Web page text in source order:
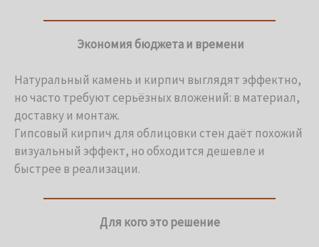
Экономия бюджета и времени
Натуральный камень и кирпич выглядят эффектно,
но часто требуют серьёзных вложений: в материал,
доставку и монтаж.
Гипсовый кирпич для облицовки стен даёт похожий
визуальный эффект, но обходится дешевле и
быстрее в реализации.
Для кого это решение